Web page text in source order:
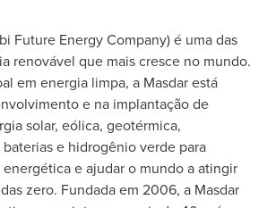
Future Energy Company) é uma das
renovável que mais cresce no mundo.
em energia limpa, a Masdar está
e na implantação de
solar, eólica, geotérmica,
e hidrogênio verde para
e ajudar o mundo a atingir
zero. Fundada em 2006, a Masdar